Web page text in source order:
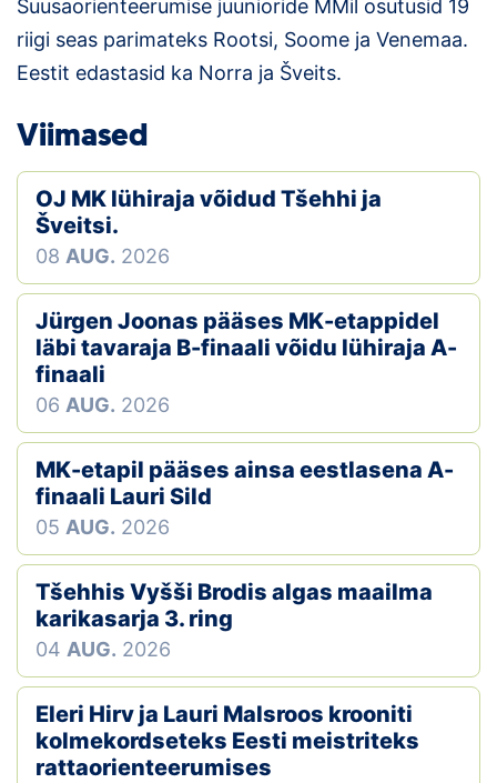
Dokumendid
Suletud maastikud
Püsirajad
Ajalugu
Koolitused
Suusaorienteerumise juunioride MMil osutusid 19
riigi seas parimateks Rootsi, Soome ja Venemaa.
Eestit edastasid ka Norra ja Šveits.
Viimased
OJ MK lühiraja võidud Tšehhi ja
Šveitsi.
08 AUG. 2026
Jürgen Joonas pääses MK-etappidel
läbi tavaraja B-finaali võidu lühiraja A-
finaali
06 AUG. 2026
MK-etapil pääses ainsa eestlasena A-
finaali Lauri Sild
05 AUG. 2026
Tšehhis Vyšši Brodis algas maailma
karikasarja 3. ring
04 AUG. 2026
Eleri Hirv ja Lauri Malsroos krooniti
kolmekordseteks Eesti meistriteks
rattaorienteerumises